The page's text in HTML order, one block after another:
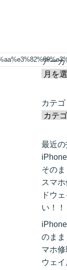
アー
カテ
最近
その
スマ
ドウ
い！！
のま
マホ
ウェ